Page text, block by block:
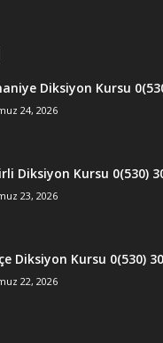
Diksiyon Kursu
24, 2026
Diksiyon Kursu 0(530)
23, 2026
Diksiyon Kursu 0(530)
22, 2026